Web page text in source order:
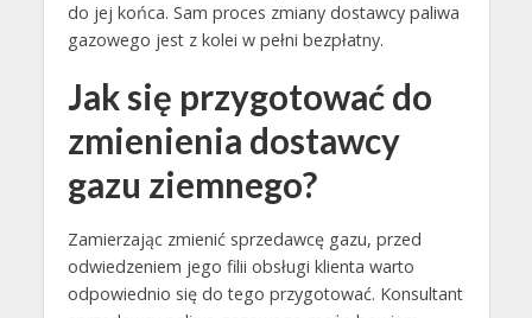
do jej końca. Sam proces zmiany dostawcy paliwa
gazowego jest z kolei w pełni bezpłatny.
Jak się przygotować do
zmienienia dostawcy
gazu ziemnego?
Zamierzając zmienić sprzedawcę gazu, przed
odwiedzeniem jego filii obsługi klienta warto
odpowiednio się do tego przygotować. Konsultant